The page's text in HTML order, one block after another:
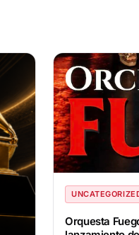
Orquesta